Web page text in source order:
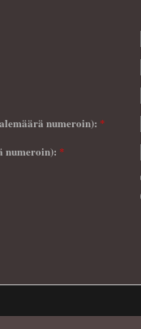
numeroin): *
numeroin): *